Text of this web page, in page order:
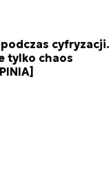
cyfryzacji.
tylko chaos